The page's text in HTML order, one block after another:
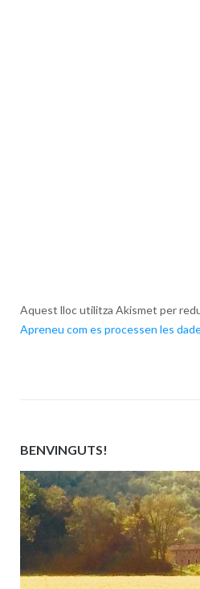
Aquest lloc utilitza Akismet per
Apreneu com es processen les
BENVINGUTS!